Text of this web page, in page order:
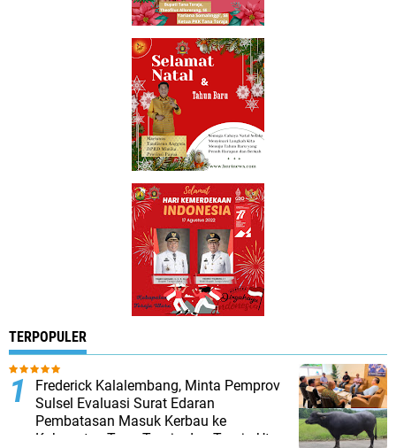
TERPOPULER
Frederick Kalalembang, Minta Pemprov
Sulsel Evaluasi Surat Edaran
Pembatasan Masuk Kerbau ke
Kabupaten Tana Toraja dan Toraja Utara